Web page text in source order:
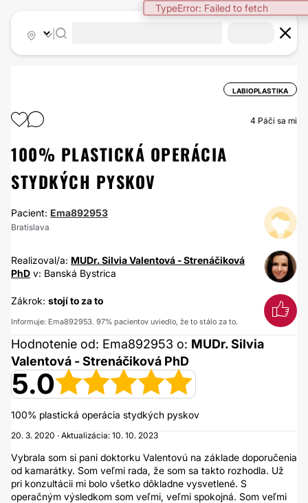
TypeError: Failed to fetch
LABIOPLASTIKA
4 Páči sa mi
100% PLASTICKÁ OPERÁCIA
STYDKÝCH PYSKOV
Pacient: Ema892953
Bratislava
Realizoval/a: MUDr. Silvia Valentová - Strenáčiková
PhD v: Banská Bystrica
Zákrok: stojí to za to
Informuje: Ema892953. 97% pacientov uviedlo, že to stálo za to.
Hodnotenie od: Ema892953 o: MUDr. Silvia
Valentová - Strenáčiková PhD
5.0
100% plastická operácia stydkých pyskov
20. 3. 2020 · Aktualizácia: 10. 10. 2023
Vybrala som si pani doktorku Valentovú na základe doporučenia
od kamarátky. Som veľmi rada, že som sa takto rozhodla. Už
pri konzultácii mi bolo všetko dôkladne vysvetlené. S
operačným výsledkom som veľmi, veľmi spokojná. Som veľmi